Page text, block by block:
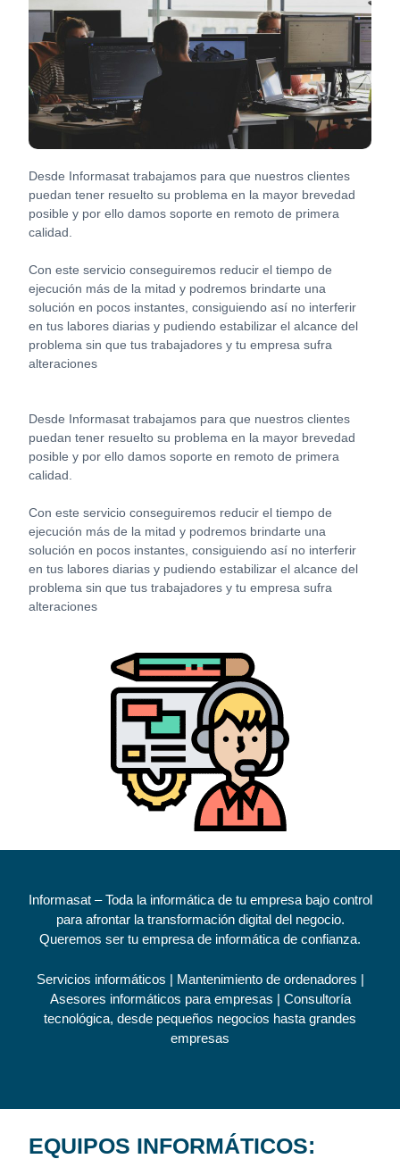
Desde Informasat trabajamos para que nuestros clientes
puedan tener resuelto su problema en la mayor brevedad
posible y por ello damos soporte en remoto de primera
calidad.
Con este servicio conseguiremos reducir el tiempo de
ejecución más de la mitad y podremos brindarte una
solución en pocos instantes, consiguiendo así no interferir
en tus labores diarias y pudiendo estabilizar el alcance del
problema sin que tus trabajadores y tu empresa sufra
alteraciones
Desde Informasat trabajamos para que nuestros clientes
puedan tener resuelto su problema en la mayor brevedad
posible y por ello damos soporte en remoto de primera
calidad.
Con este servicio conseguiremos reducir el tiempo de
ejecución más de la mitad y podremos brindarte una
solución en pocos instantes, consiguiendo así no interferir
en tus labores diarias y pudiendo estabilizar el alcance del
problema sin que tus trabajadores y tu empresa sufra
alteraciones
Informasat – Toda la informática de tu empresa bajo control
para afrontar la transformación digital del negocio.
Queremos ser tu empresa de informática de confianza.
Servicios informáticos | Mantenimiento de ordenadores |
Asesores informáticos para empresas | Consultoría
tecnológica, desde pequeños negocios hasta grandes
empresas
EQUIPOS INFORMÁTICOS: